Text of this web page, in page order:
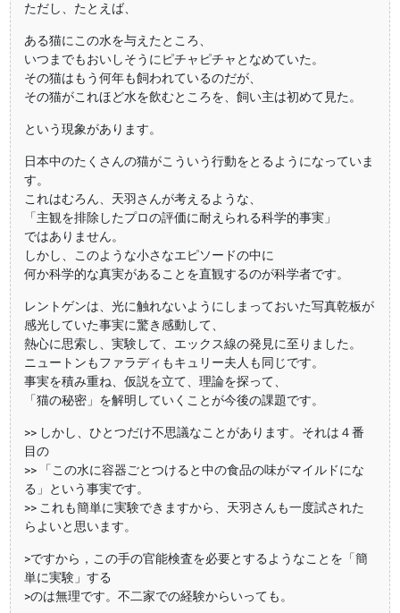
ただし、たとえば、
ある猫にこの水を与えたところ、
いつまでもおいしそうにピチャピチャとなめていた。
その猫はもう何年も飼われているのだが、
その猫がこれほど水を飲むところを、飼い主は初めて見た。
という現象があります。
日本中のたくさんの猫がこういう行動をとるようになっていま
す。
これはむろん、天羽さんが考えるような、
「主観を排除したプロの評価に耐えられる科学的事実」
ではありません。
しかし、このような小さなエピソードの中に
何か科学的な真実があることを直観するのが科学者です。
レントゲンは、光に触れないようにしまっておいた写真乾板が
感光していた事実に驚き感動して、
熱心に思索し、実験して、エックス線の発見に至りました。
ニュートンもファラディもキュリー夫人も同じです。
事実を積み重ね、仮説を立て、理論を探って、
「猫の秘密」を解明していくことが今後の課題です。
>> しかし、ひとつだけ不思議なことがあります。それは４番
目の
>> 「この水に容器ごとつけると中の食品の味がマイルドにな
る」という事実です。
>> これも簡単に実験できますから、天羽さんも一度試された
らよいと思います。
>ですから，この手の官能検査を必要とするようなことを「簡
単に実験」する
>のは無理です。不二家での経験からいっても。